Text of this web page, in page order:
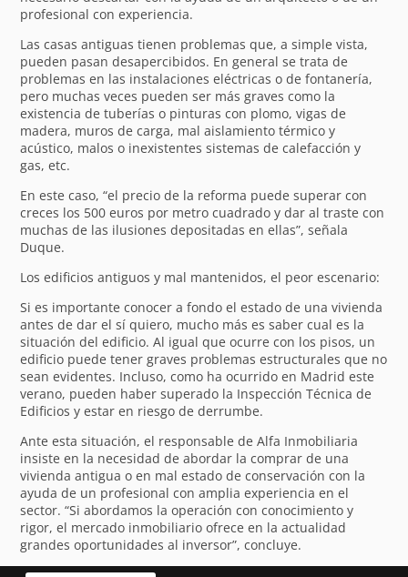
profesional con experiencia.
Las casas antiguas tienen problemas que, a simple vista,
pueden pasan desapercibidos. En general se trata de
problemas en las instalaciones eléctricas o de fontanería,
pero muchas veces pueden ser más graves como la
existencia de tuberías o pinturas con plomo, vigas de
madera, muros de carga, mal aislamiento térmico y
acústico, malos o inexistentes sistemas de calefacción y
gas, etc.
En este caso, “el precio de la reforma puede superar con
creces los 500 euros por metro cuadrado y dar al traste con
muchas de las ilusiones depositadas en ellas”, señala
Duque.
Los edificios antiguos y mal mantenidos, el peor escenario:
Si es importante conocer a fondo el estado de una vivienda
antes de dar el sí quiero, mucho más es saber cual es la
situación del edificio. Al igual que ocurre con los pisos, un
edificio puede tener graves problemas estructurales que no
sean evidentes. Incluso, como ha ocurrido en Madrid este
verano, pueden haber superado la Inspección Técnica de
Edificios y estar en riesgo de derrumbe.
Ante esta situación, el responsable de Alfa Inmobiliaria
insiste en la necesidad de abordar la comprar de una
vivienda antigua o en mal estado de conservación con la
ayuda de un profesional con amplia experiencia en el
sector. “Si abordamos la operación con conocimiento y
rigor, el mercado inmobiliario ofrece en la actualidad
grandes oportunidades al inversor”, concluye.